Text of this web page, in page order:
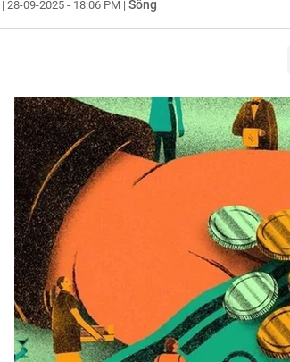
Bên trong khu nghỉ dưỡng
Georgina: Giá gần 40 triệu
09:53
Mỹ vừa có động thái không
thông lệ hàng chục năm
09:52
Ra lệnh bắt khẩn cấp bảo
09:50
Kho bạc theo dõi sát tiến độ
09:50
Chủ đầu tư chưa thực hiện
Vì sao nhiều gia đình nhỏ
Mỗi lần kéo giấy mới thấy
Diễn viên Việt từ chối Trấn
giờ được đề cử đẹp nhất
Tiến sĩ Việt vừa rời
AI", từng là một trong 35
Công an thông báo khẩn
chuyển khoản sau
| 28-09-2025 - 18:06 PM | Sống